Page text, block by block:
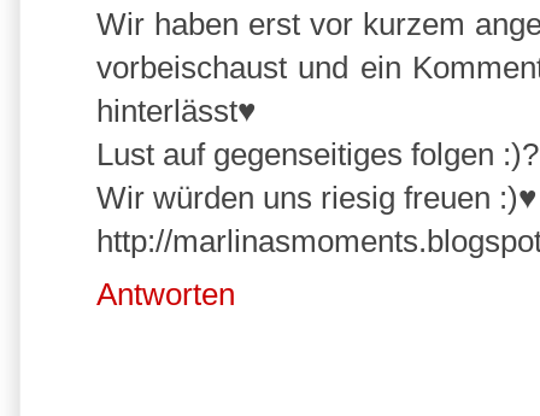
Wir haben erst vor kurzem
vorbeischaust und ein
hinterlässt♥
Lust auf gegenseitiges folgen :)?
Wir würden uns riesig freuen :)♥
http://
Antworten